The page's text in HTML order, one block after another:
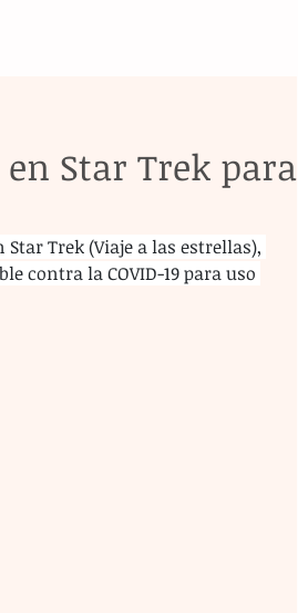
Star Trek para
Trek (Viaje a las estrellas),
contra la COVID-19 para uso